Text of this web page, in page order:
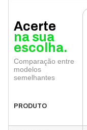
Acerte
na sua
escolha.
Comparação entre
modelos
semelhantes
PRODUTO